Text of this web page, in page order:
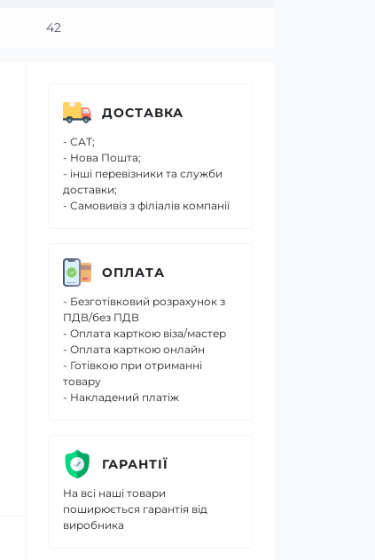
42
ДОСТАВКА
- САТ;
- Нова Пошта;
- інші перевізники та служби
доставки;
- Самовивіз з філіалів компанії
ОПЛАТА
- Безготівковий розрахунок з
ПДВ/без ПДВ
- Оплата карткою віза/мастер
- Оплата карткою онлайн
- Готівкою при отриманні
товару
- Накладений платіж
ГАРАНТІЇ
На всі наші товари
поширюється гарантія від
виробника